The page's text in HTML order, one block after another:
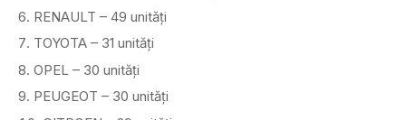
RENAULT – 49 unități
TOYOTA – 31 unități
OPEL – 30 unități
PEUGEOT – 30 unități